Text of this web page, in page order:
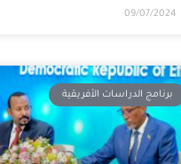
09/07/2024
برنامج الدراسات الأفريقية